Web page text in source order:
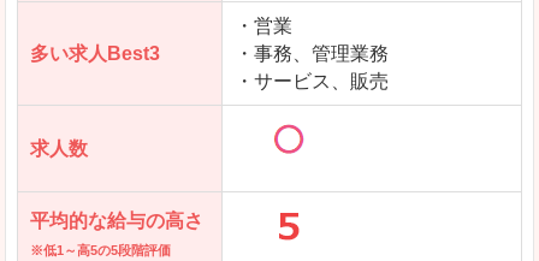
多い求人Best3
・営業
・事務、管理業務
・サービス、販売
求人数
平均的な給与の高さ
※低1～高5の5段階評価